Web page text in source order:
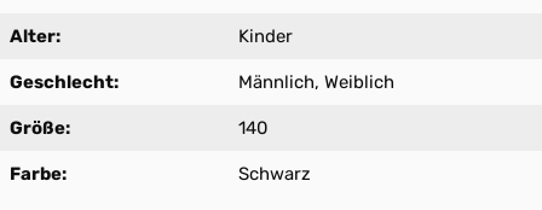
Alter: Kinder
Geschlecht: Männlich, Weiblich
Größe: 140
Farbe: Schwarz